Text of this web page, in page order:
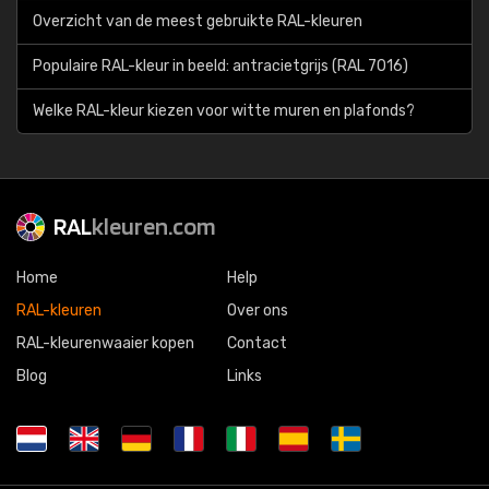
Overzicht van de meest gebruikte RAL-kleuren
Populaire RAL-kleur in beeld: antracietgrijs (RAL 7016)
Welke RAL-kleur kiezen voor witte muren en plafonds?
RALkleuren.com
Home
RAL-kleuren
RAL-kleurenwaaier kopen
Blog
Help
Over ons
Contact
Links